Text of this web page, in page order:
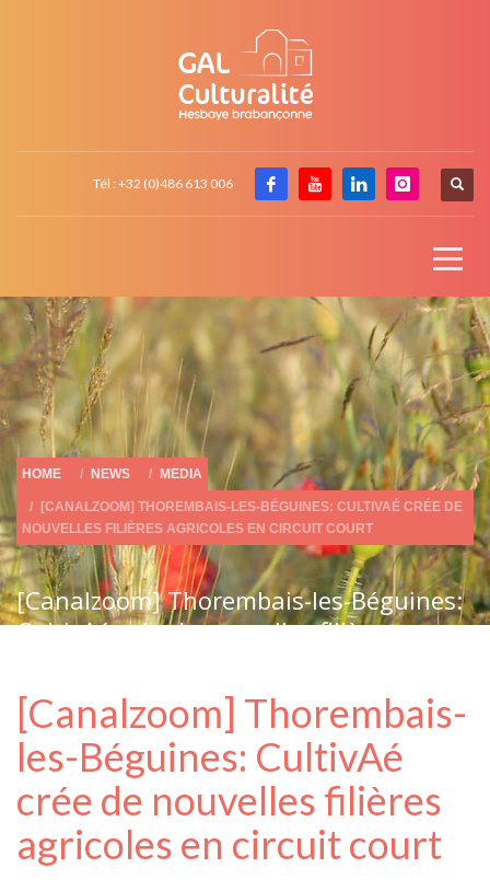
Tél : +32 (0)486 613 006
HOME NEWS MEDIA
[CANALZOOM] THOREMBAIS-LES-BÉGUINES: CULTIVAÉ CRÉE DE
NOUVELLES FILIÈRES AGRICOLES EN CIRCUIT COURT
[Canalzoom] Thorembais-les-Béguines:
CultivAé crée de nouvelles filières
[Canalzoom] Thorembais-
les-Béguines: CultivAé
crée de nouvelles filières
agricoles en circuit court